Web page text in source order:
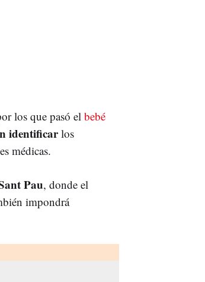
los que pasó el bebé
identificarlos
médicas.
Pau, donde el
impondrá